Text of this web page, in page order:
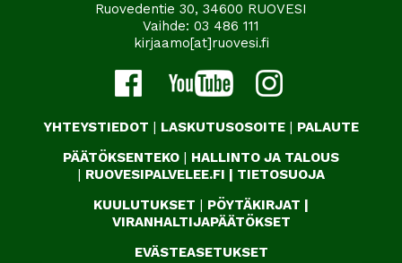
Ruovedentie 30, 34600 RUOVESI
Vaihde: 03 486 111
kirjaamo[at]ruovesi.fi
YHTEYSTIEDOT LASKUTUSOSOITE
PALAUTE
PÄÄTÖKSENTEKO
HALLINTO JA TALOUS
RUOVESIPALVELEE.FI
TIETOSUOJA
KUULUTUKSET
PÖYTÄKIRJAT
VIRANHALTIJAPÄÄTÖKSET
EVÄSTEASETUKSET